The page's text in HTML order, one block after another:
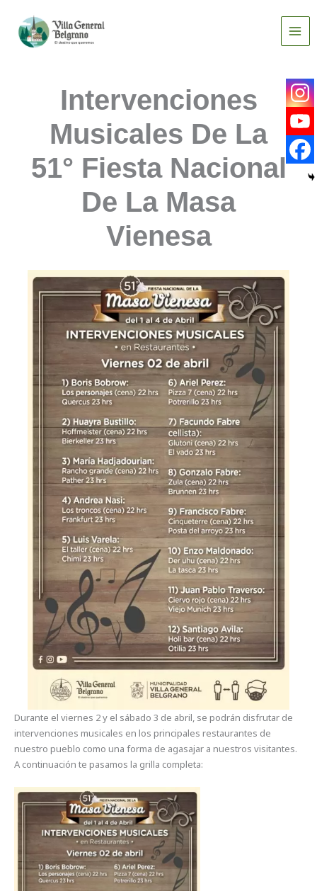
contenido
Intervenciones
Musicales De La
51° Fiesta Nacional
De La Masa
Vienesa
Durante el viernes 2 y el sábado 3 de abril, se podrán disfrutar de
intervenciones musicales en los principales restaurantes de
nuestro pueblo como una forma de agasajar a nuestros visitantes.
A continuación te pasamos la grilla completa: